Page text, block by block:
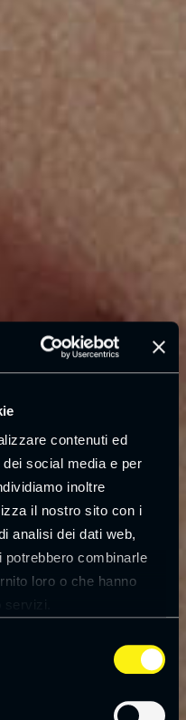
contenuti ed
social media e per
inoltre
il nostro sito con i
analisi dei dati web,
potrebbero combinarle
loro o che hanno
servizi.